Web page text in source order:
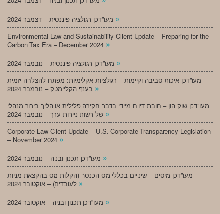
»
Environmental Law and Sustainability Client Update – Preparing for the
Carbon Tax Era – December 2024 »
»
מעו”דכן איכות סביבה וקיימות – רגולציות אקלימיות: מפתח להצלחה יזמית
»
מעו”דכן שוק הון – חובת דיווח מיידי בדבר חקירה פלילית או הליך בירור מנהלי
»
Corporate Law Client Update – U.S. Corporate Transparency Legislation
– November 2024 »
»
מעו”דכן מיסים – שינויים בכללי מס הכנסה (הקלות מס בהקצאת מניות
»
»